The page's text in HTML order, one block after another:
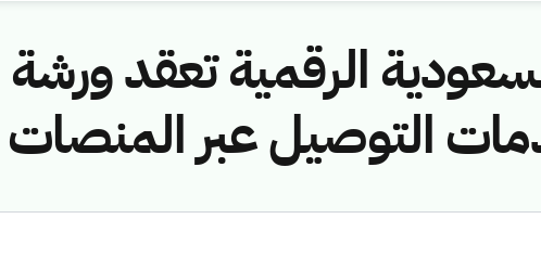
الرقمية تعقد ورشة
التوصيل عبر المنصات